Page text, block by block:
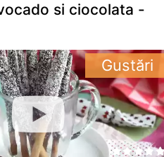
si ciocolata -
Gustări